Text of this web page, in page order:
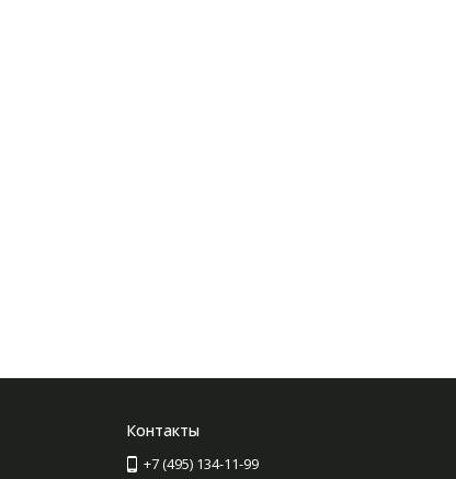
Контакты
+7 (495) 134-11-99